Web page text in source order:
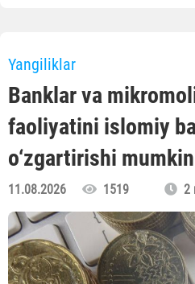
Yangiliklar
Banklar va
faoliyatini islomiy
o‘zgartirishi mumkin
11.08.2026 1519 2